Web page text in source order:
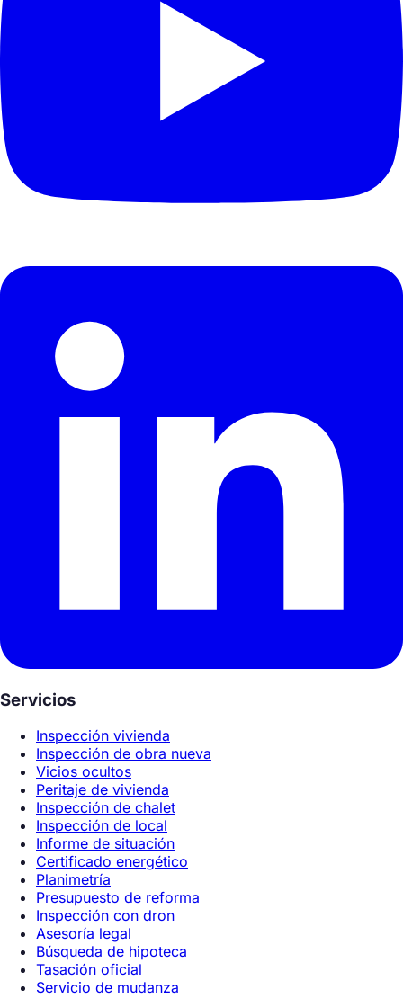
Servicios
Inspección vivienda
Inspección de obra nueva
Vicios ocultos
Peritaje de vivienda
Inspección de chalet
Inspección de local
Informe de situación
Certificado energético
Planimetría
Presupuesto de reforma
Inspección con dron
Asesoría legal
Búsqueda de hipoteca
Tasación oficial
Servicio de mudanza